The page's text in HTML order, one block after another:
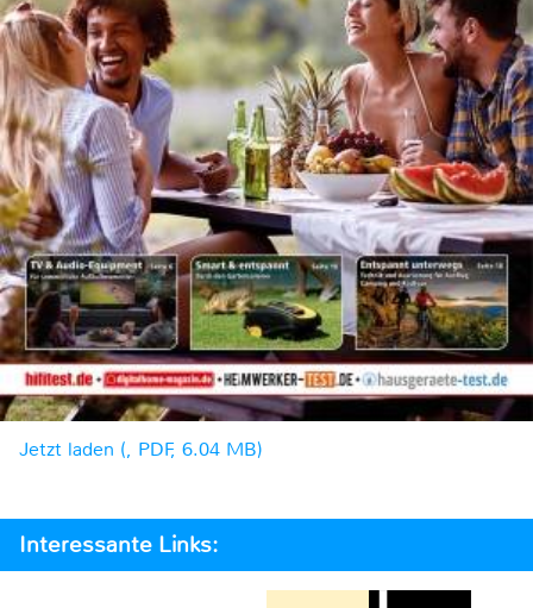
Jetzt laden (, PDF, 6.04 MB)
Interessante Links: